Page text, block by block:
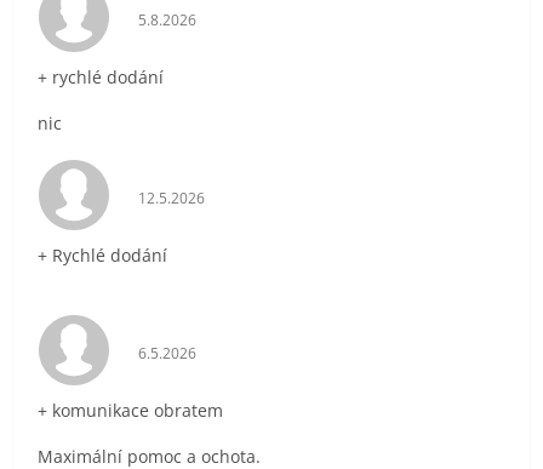
Hodnocení obchodu je 5 z 5 hvězdiček.
5.8.2026
+ rychlé dodání
nic
Hodnocení obchodu je 5 z 5 hvězdiček.
12.5.2026
+ Rychlé dodání
Hodnocení obchodu je 5 z 5 hvězdiček.
6.5.2026
+ komunikace obratem
Maximální pomoc a ochota.